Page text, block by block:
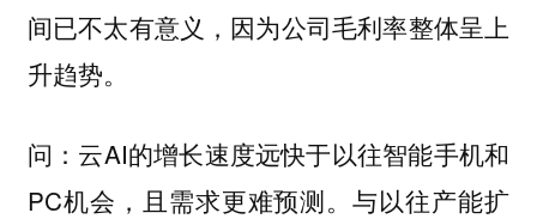
间已不太有意义，因为公司毛利率整体呈上
升趋势。
问： 云AI的增长速度远快于以往智能手机和
PC机会，且需求更难预测。与以往产能扩